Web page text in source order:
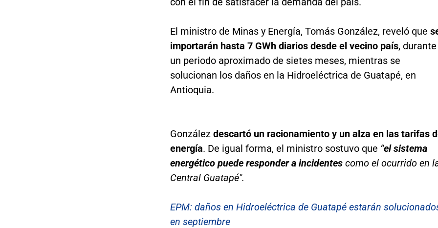
El ministro de Minas y Energía, Tomás González, reveló que
importarán hasta 7 GWh diarios desde el vecino país, durante
un periodo aproximado de sietes meses, mientras se
solucionan los daños en la Hidroeléctrica de Guatapé, en
Antioquia.
González descartó un racionamiento y un alza en las tarifas
energía. De igual forma, el ministro sostuvo que “el sistema
energético puede responder a incidentes como el ocurrido en
Central Guatapé".
EPM: daños en Hidroeléctrica de Guatapé estarán
en septiembre